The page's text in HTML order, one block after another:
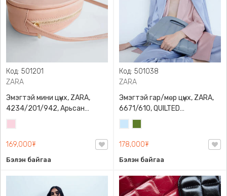
Код: 501201
ZARA
Эмэгтэй мини цүнх, ZARA,
4234/201/942, Арьсан
материалтай, LIMITED EDITION
OVAL LEATHER HANDBAG TRF
169,000₮
Бэлэн байгаа
Код: 501038
ZARA
Эмэгтэй гар/мөр цүнх, ZARA,
6671/610, QUILTED
CROSSBODY BAG WITH HANDLE
178,000₮
Бэлэн байгаа